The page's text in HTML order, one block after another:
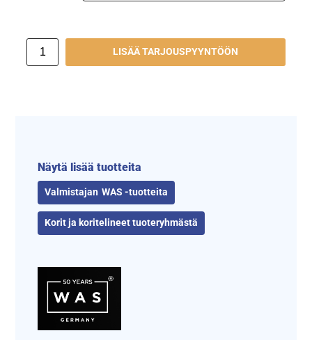
LISÄÄ TARJOUSPYYNTÖÖN
Näytä lisää tuotteita
WAS -tuotteita
Korit ja koritelineet tuoteryhmästä